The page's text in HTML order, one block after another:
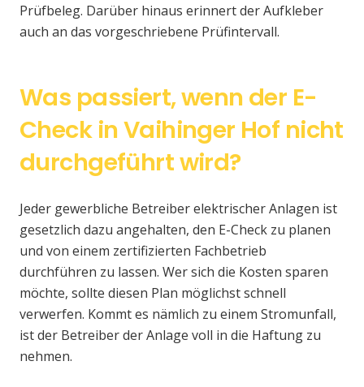
Prüfbeleg. Darüber hinaus erinnert der Aufkleber
auch an das vorgeschriebene Prüfintervall.
Was passiert, wenn der E-
Check in Vaihinger Hof nicht
durchgeführt wird?
Jeder gewerbliche Betreiber elektrischer Anlagen ist
gesetzlich dazu angehalten, den E-Check zu planen
und von einem zertifizierten Fachbetrieb
durchführen zu lassen. Wer sich die Kosten sparen
möchte, sollte diesen Plan möglichst schnell
verwerfen. Kommt es nämlich zu einem Stromunfall,
ist der Betreiber der Anlage voll in die Haftung zu
nehmen.